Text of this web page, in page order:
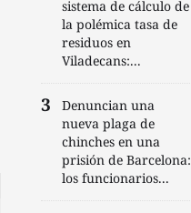
sistema de cálculo de
la polémica tasa de
residuos en
Viladecans:...
Denuncian una
nueva plaga de
chinches en una
prisión de Barcelona:
los funcionarios...